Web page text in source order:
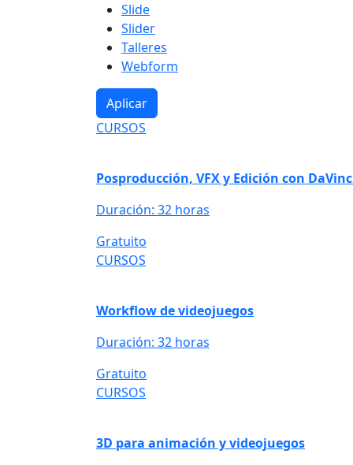
Slide
Slider
Talleres
Webform
CURSOS
Posproducción, VFX y Edición con
Duración: 32 horas
Gratuito
CURSOS
Workflow de videojuegos
Duración: 32 horas
Gratuito
CURSOS
3D para animación y videojuegos